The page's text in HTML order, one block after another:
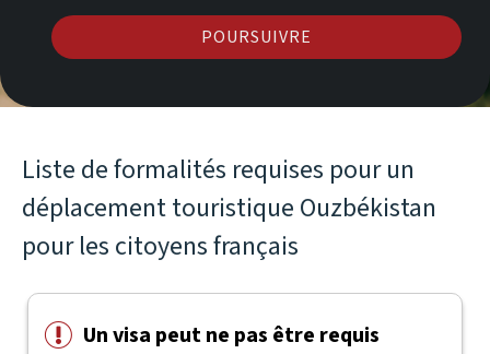
POURSUIVRE
Liste de formalités requises pour un
déplacement touristique Ouzbékistan
pour les citoyens français
Un visa peut ne pas être requis